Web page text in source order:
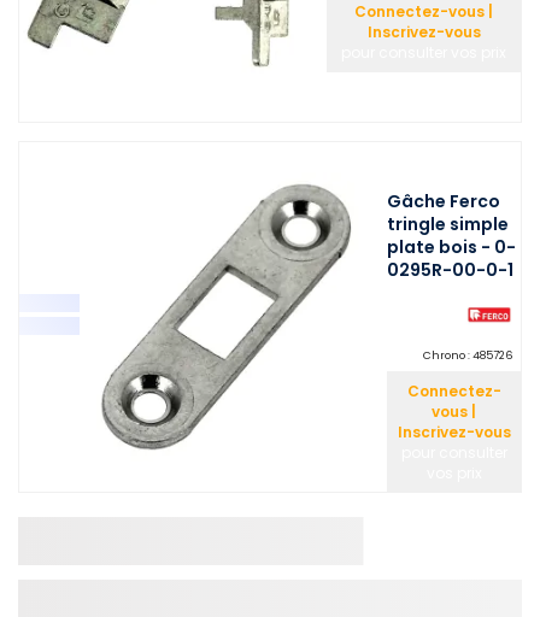
Connectez-vous |
Inscrivez-vous
Gâche Ferco
tringle simple
plate bois - 0-
0295R-00-0-1
Chrono : 485726
Connectez-
vous |
Inscrivez-vous